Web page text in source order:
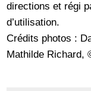
directions et régi
d’utilisation.
Crédits photos :
Mathilde Richard,